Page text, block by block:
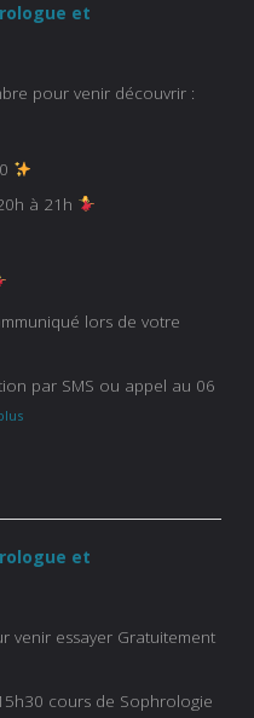
et
pour venir découvrir :
à 21h
lors de votre
par SMS ou appel au 06
et
venir essayer Gratuitement
cours de Sophrologie